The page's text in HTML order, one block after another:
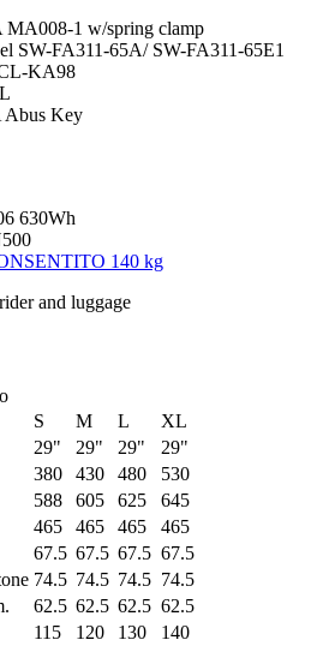
1 w/spring clamp
SW-FA311-65A/ SW-FA311-65E1
KA98
Abus Key
630Wh
140 kg
and luggage
S M L
XL
29" 29" 29"
29"
380 430 480
530
588 605 625
645
465 465 465
465
67.5 67.5 67.5 67.5
74.5 74.5 74.5 74.5
62.5 62.5 62.5 62.5
115 120 130
140